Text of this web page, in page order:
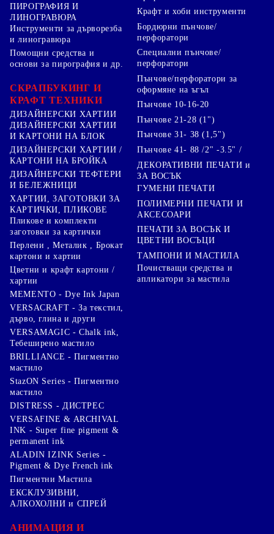
ПИРОГРАФИЯ И
ЛИНОГРАВЮРА
Инструменти за дърворезба
и линогравюра
Помощни средства и
основи за пирография и др.
СКРАПБУКИНГ И
КРАФТ ТЕХНИКИ
ДИЗАЙНЕРСКИ ХАРТИИ
ДИЗАЙНЕРСКИ ХАРТИИ
И КАРТОНИ НА БЛОК
ДИЗАЙНЕРСКИ ХАРТИИ /
КАРТОНИ НА БРОЙКА
ДИЗАЙНЕРСКИ ТЕФТЕРИ
И БЕЛЕЖНИЦИ
ХАРТИИ, ЗАГОТОВКИ ЗА
КАРТИЧКИ, ПЛИКОВЕ
Пликове и комплекти
заготовки за картички
Перлени , Металик , Брокат
картони и хартии
Цветни и крафт картони /
хартии
Крафт и хоби инструменти
Бордюрни пънчове/
перфоратори
Специални пънчове/
перфоратори
Пънчове/перфоратори за
оформяне на ъгъл
Пънчове 10-16-20
Пънчове 21-28 (1")
Пънчове 31- 38 (1,5")
Пънчове 41- 88 /2" -3.5" /
ДЕКОРАТИВНИ ПЕЧАТИ и
ЗА ВОСЪК
ГУМЕНИ ПЕЧАТИ
ПОЛИМЕРНИ ПЕЧАТИ И
АКСЕСОАРИ
ПЕЧАТИ ЗА ВОСЪК И
ЦВЕТНИ ВОСЪЦИ
ТАМПОНИ И МАСТИЛА
Почистващи средства и
апликатори за мастила
MEMENTO - Dye Ink Japan
VERSACRAFT - За текстил,
дърво, глина и други
VERSAMAGIC - Chalk ink,
Тебеширено мастило
BRILLIANCE - Пигментно
мастило
StazON Series - Пигментно
мастило
DISTRESS - ДИСТРЕС
VERSAFINE & ARCHIVAL
INK - Super fine pigment &
permanent ink
ALADIN IZINK Series -
Pigment & Dye French ink
Пигментни Мастила
ЕКСКЛУЗИВНИ,
АЛКОХОЛНИ и СПРЕЙ
АНИМАЦИЯ И